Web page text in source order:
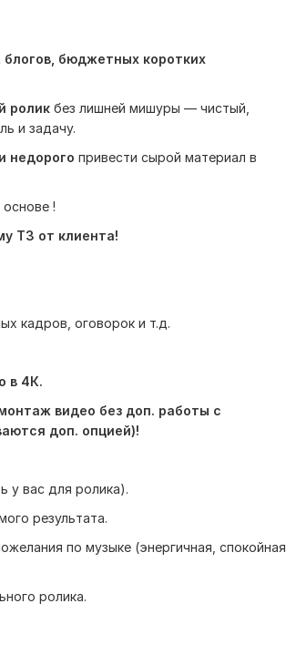
бюджетных коротких
ролик без лишней мишуры — чистый,
и задачу.
недорого привести сырой материал в
!
ТЗ от клиента!
кадров, оговорок и т.д.
в 4К.
видео без доп. работы с
доп. опцией)!
у вас для ролика).
результата.
по музыке (энергичная, спокойная,
ролика.